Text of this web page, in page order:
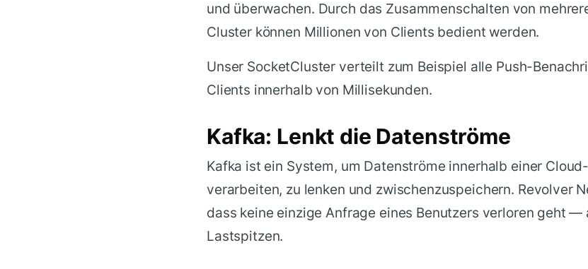
und überwachen. Durch das Zusammenschalten von
Cluster können Millionen von Clients bedient werden.
Unser SocketCluster verteilt zum Beispiel alle Push-
Clients innerhalb von Millisekunden.
Kafka: Lenkt die Datenströme
Kafka ist ein System, um Datenströme innerhalb einer
verarbeiten, zu lenken und zwischenzuspeichern. Revolver
dass keine einzige Anfrage eines Benutzers verloren geht —
Lastspitzen.